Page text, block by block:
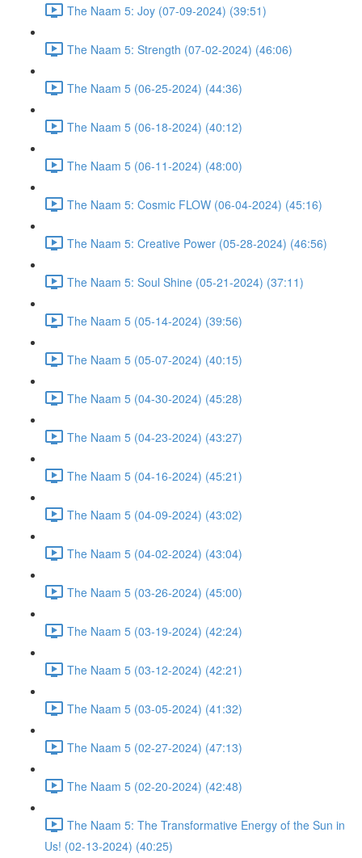
The Naam 5: Joy (07-09-2024) (39:51)
The Naam 5: Strength (07-02-2024) (46:06)
The Naam 5 (06-25-2024) (44:36)
The Naam 5 (06-18-2024) (40:12)
The Naam 5 (06-11-2024) (48:00)
The Naam 5: Cosmic FLOW (06-04-2024) (45:16)
The Naam 5: Creative Power (05-28-2024) (46:56)
The Naam 5: Soul Shine (05-21-2024) (37:11)
The Naam 5 (05-14-2024) (39:56)
The Naam 5 (05-07-2024) (40:15)
The Naam 5 (04-30-2024) (45:28)
The Naam 5 (04-23-2024) (43:27)
The Naam 5 (04-16-2024) (45:21)
The Naam 5 (04-09-2024) (43:02)
The Naam 5 (04-02-2024) (43:04)
The Naam 5 (03-26-2024) (45:00)
The Naam 5 (03-19-2024) (42:24)
The Naam 5 (03-12-2024) (42:21)
The Naam 5 (03-05-2024) (41:32)
The Naam 5 (02-27-2024) (47:13)
The Naam 5 (02-20-2024) (42:48)
The Naam 5: The Transformative Energy of the Sun in
Us! (02-13-2024) (40:25)